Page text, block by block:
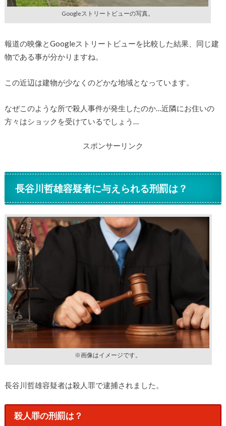
Googleストリートビューの写真。
報道の映像とGoogleストリートビューを比較した結果、同じ建
物である事が分かりますね。
この近辺は建物が少なくのどかな地域となっています。
なぜこのような所で殺人事件が発生したのか…近隣にお住いの
方々はショックを受けているでしょう…
スポンサーリンク
長谷川哲雄容疑者に与えられる刑罰は？
※画像はイメージです。
長谷川哲雄容疑者は殺人罪で逮捕されました。
殺人罪の刑罰は？